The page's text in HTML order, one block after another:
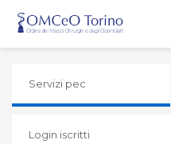
Servizi pec
Login iscritti